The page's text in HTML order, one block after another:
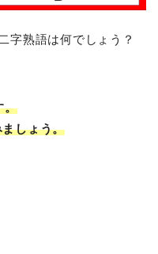
字熟語は何でしょう？
。
しょう。